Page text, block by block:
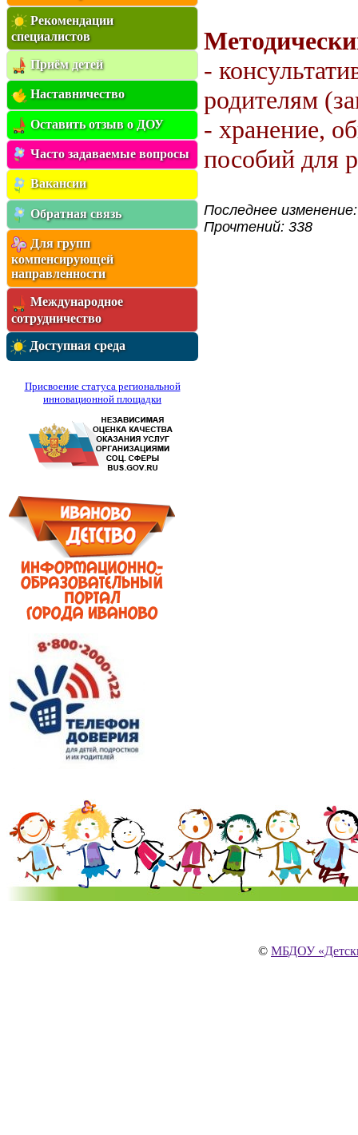
Рекомендации
специалистов
Приём детей
Наставничество
Оставить отзыв о ДОУ
Часто задаваемые вопросы
Вакансии
Обратная связь
Для групп
компенсирующей
направленности
Международное
сотрудничество
Доступная среда
Присвоение статуса региональной
инновационной площадки
-
родителям
- хранение,
пособий для
Последнее
Прочтений: 338
© МБДОУ